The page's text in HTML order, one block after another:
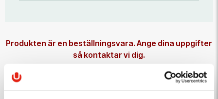
Produkten är en beställningsvara. Ange dina uppgifter
så kontaktar vi dig.
E-post